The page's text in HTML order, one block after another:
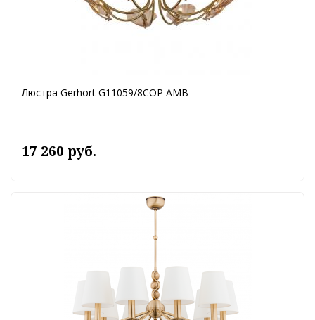
Люстра Gerhort G11059/8COP AMB
17 260 руб.